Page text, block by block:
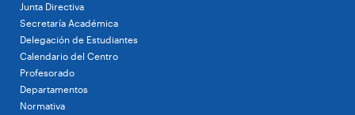
Junta Directiva
Secretaría Académica
Delegación de Estudiantes
Calendario del Centro
Profesorado
Departamentos
Normativa